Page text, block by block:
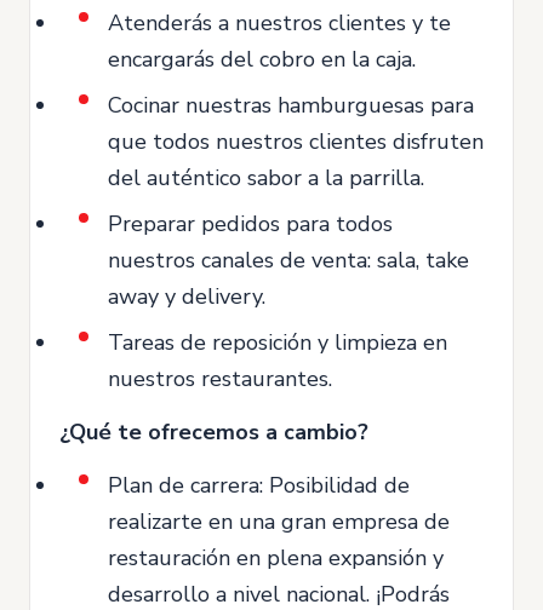
Atenderás a nuestros clientes y te
encargarás del cobro en la caja.
Cocinar nuestras hamburguesas para
que todos nuestros clientes disfruten
del auténtico sabor a la parrilla.
Preparar pedidos para todos
nuestros canales de venta: sala, take
away y delivery.
Tareas de reposición y limpieza en
nuestros restaurantes.
¿Qué te ofrecemos a cambio?
Plan de carrera: Posibilidad de
realizarte en una gran empresa de
restauración en plena expansión y
desarrollo a nivel nacional. ¡Podrás